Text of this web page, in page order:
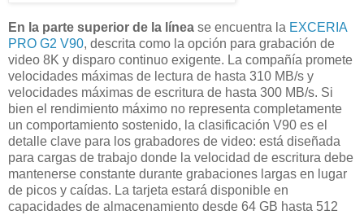
En la parte superior de la línea se encuentra la EXCERIA
PRO G2 V90, descrita como la opción para grabación de
video 8K y disparo continuo exigente. La compañía promete
velocidades máximas de lectura de hasta 310 MB/s y
velocidades máximas de escritura de hasta 300 MB/s. Si
bien el rendimiento máximo no representa completamente
un comportamiento sostenido, la clasificación V90 es el
detalle clave para los grabadores de video: está diseñada
para cargas de trabajo donde la velocidad de escritura debe
mantenerse constante durante grabaciones largas en lugar
de picos y caídas. La tarjeta estará disponible en
capacidades de almacenamiento desde 64 GB hasta 512